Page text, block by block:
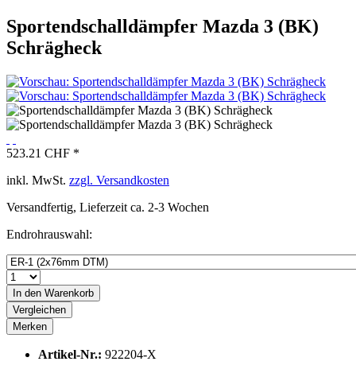
Sportendschalldämpfer Mazda 3 (BK)
Schrägheck
523.21 CHF *
inkl. MwSt. zzgl. Versandkosten
Versandfertig, Lieferzeit ca. 2-3 Wochen
Endrohrauswahl:
In den Warenkorb
Vergleichen
Merken
Artikel-Nr.: 922204-X